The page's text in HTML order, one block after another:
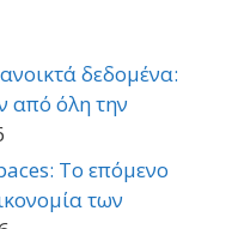
δεδομένα:
από όλη την
Το επόμενο
των